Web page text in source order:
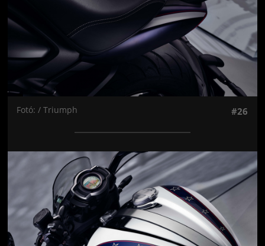
Fotó: / Triumph #26
Jön még kép!